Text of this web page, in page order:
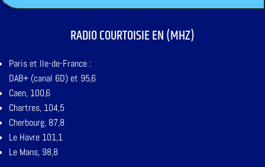
RADIO COURTOISIE EN (MHZ)
Paris et Ile-de-France :
DAB+ (canal 6D) et 95,6
Caen, 100,6
Chartres, 104,5
Cherbourg, 87,8
Le Havre 101,1
Le Mans, 98,8